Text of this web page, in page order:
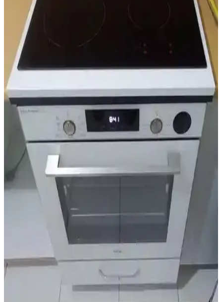
Mobben ankastre dolabı, modern tasarımı ve dayanıklı
malzemeleriyle mutfaklara şıklık katarken, kolay montaj ve uyum
özellikleriyle kullanıcı memnuniyetini artırıyor.
İslamoğlu Ankastre Ocak Altı Tezgah: Modern ve
Dayanıklı Mutfak Çözümü
İslamoğlu ankastre ocak altı tezgahı, modern tasarımı ve dayanıklı
malzemeleriyle mutfaklarda estetik ve kullanışlılık sunar, kolay
montaj ve uzun ömür sağlar.
Genel Markalar Üstü Kapalı Altı Kapaklı Ankastre
Fırın Dolabı Özellikleri ve Kullanım Avantajları
Bu ankastre fırın dolabı, modern tasarımı, kolay montajı ve dayanıklı
malzemeleriyle mutfaklara estetik ve fonksiyonellik katıyor. 2 yıl
garanti ile güvenle kullanabilirsiniz.
Massan Ankastre Modül Ürgüp Antrasit: Modern ve
Dayanıklı Mutfak Çözümü
Massan Ankastre Modül Ürgüp Antrasit, modern mutfaklara şıklık
ve fonksiyonellik katan dayanıklı ve estetik tasarımıyla öne çıkan bir
çözümdür. Uyumlu ve uzun ömürlü kullanımıyla tercih edilir.
Dekomonte Ayaklı Siyah Kulplu Ankastre Modül
Dolap - İşlevsel ve Şık Tasarım
Dekomonte ayaklı ankastre dolap, siyah kulplu ayarlı tasarımı ve
suntalam malzemesiyle mutfaklarda şıklık ve işlevsellik sunar. Kolay